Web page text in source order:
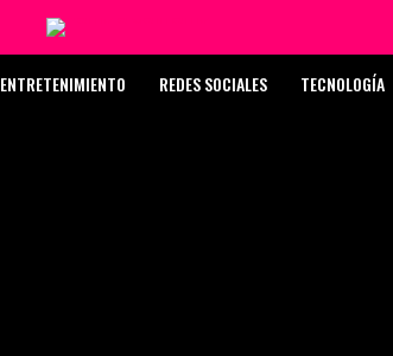
ENTRETENIMIENTO REDES SOCIALES TECNOLOGÍA